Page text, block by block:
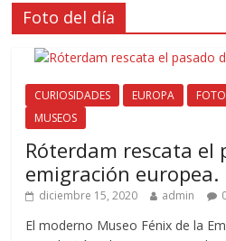
Foto del día
CURIOSIDADES EUROPA
MUSEOS
Róterdam rescata el
emigración europea.
diciembre 15, 2020 admin
El moderno Museo Fénix de la